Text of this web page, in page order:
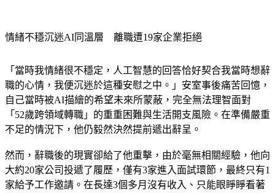
職的心情，我便沉迷於這種安慰之中。」安室事後痛苦回憶，
自己當時被AI描繪的希望未來所蒙蔽，完全無法理智面對
「52歲跨領域轉職」的重重困難與生活開支風險。在準備嚴重
不足的情況下，他仍毅然決然提前遞出辭呈。
大約20家公司投遞了履歷，僅有3家進入面試環節，最終只有1
家給予工作邀請。在長達3個多月沒有收入、只能眼睜睜看著
積蓄迅速消耗殆盡的日子裡，他常常陷入嚴重的自我譴責與恐